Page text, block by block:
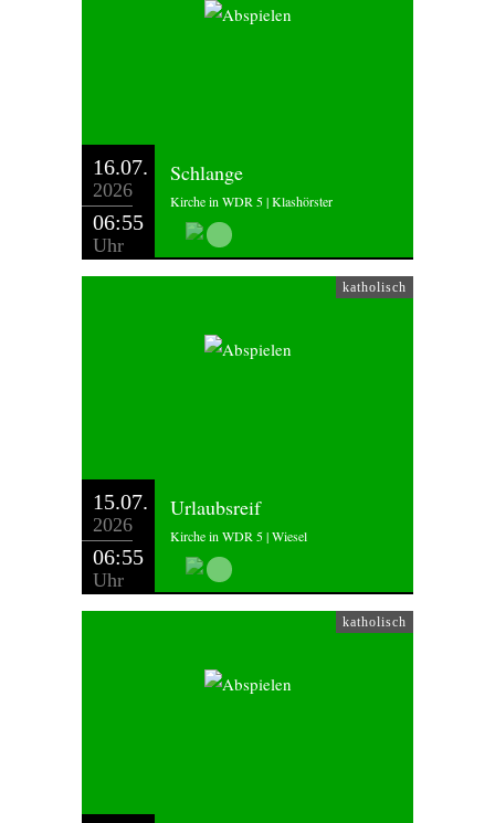
16.07.
2026
06:55
Uhr
Schlange
Kirche in WDR 5 | Klashörster
katholisch
15.07.
2026
06:55
Uhr
Urlaubsreif
Kirche in WDR 5 | Wiesel
katholisch